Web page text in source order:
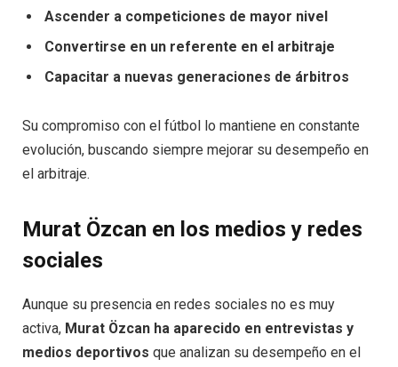
Ascender a competiciones de mayor nivel
Convertirse en un referente en el arbitraje
Capacitar a nuevas generaciones de árbitros
Su compromiso con el fútbol lo mantiene en constante
evolución, buscando siempre mejorar su desempeño en
el arbitraje.
Murat Özcan en los medios y redes
sociales
Aunque su presencia en redes sociales no es muy
activa, Murat Özcan ha aparecido en entrevistas y
medios deportivos que analizan su desempeño en el